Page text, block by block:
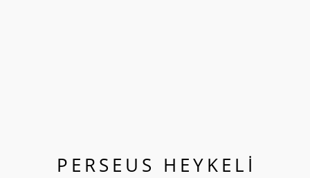
PERSEUS HEYKELI